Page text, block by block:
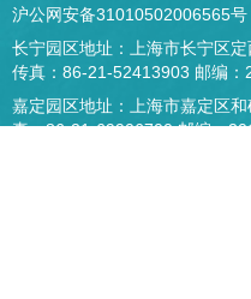
沪公网安备31010502006565号
长宁园区地址：上海市长宁区
传真：86-21-52413903 邮编：
嘉定园区地址：上海市嘉定区
真：86-21-69906700 邮编：